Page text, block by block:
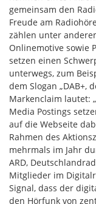
gemeinsam den
Freude am
zählen unter
Onlinemotive sowie
setzen einen
unterwegs, zum
dem Slogan „DAB+,
Markenclaim lautet:
Media Postings
auf die Webseite
Rahmen des
mehrmals im Jahr
ARD,
Mitglieder im
Signal, dass der
den Hörfunk von